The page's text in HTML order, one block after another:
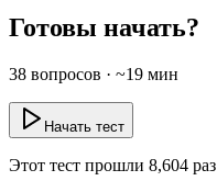
Готовы начать?
38 вопросов · ~19 мин
Начать тест
Этот тест прошли 8,604 раз